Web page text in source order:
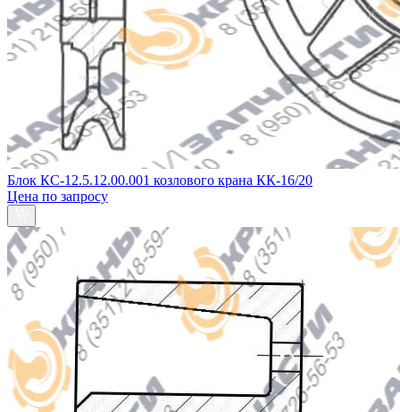
Блок КС-12.5.12.00.001 козлового крана КК-16/20
Цена по запросу